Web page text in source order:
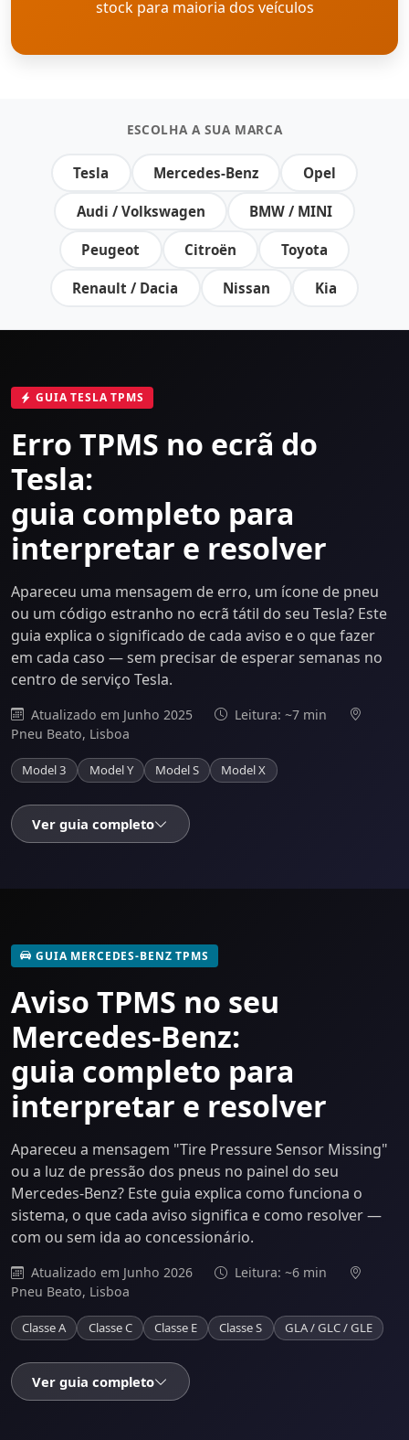
stock para maioria dos veículos
ESCOLHA A SUA MARCA
Tesla Mercedes-Benz Opel
Audi / Volkswagen BMW / MINI
Peugeot Citroën Toyota
Renault / Dacia Nissan Kia
GUIA TESLA TPMS
Erro TPMS no ecrã do
Tesla:
guia completo para
interpretar e resolver
Apareceu uma mensagem de erro, um ícone de pneu
ou um código estranho no ecrã tátil do seu Tesla? Este
guia explica o significado de cada aviso e o que fazer
em cada caso — sem precisar de esperar semanas no
centro de serviço Tesla.
Atualizado em Junho 2025
Leitura: ~7 min
Pneu Beato, Lisboa
Model 3 Model Y Model S Model X
Ver guia completo
GUIA MERCEDES-BENZ TPMS
Aviso TPMS no seu
Mercedes-Benz:
guia completo para
interpretar e resolver
Apareceu a mensagem "Tire Pressure Sensor Missing"
ou a luz de pressão dos pneus no painel do seu
Mercedes-Benz? Este guia explica como funciona o
sistema, o que cada aviso significa e como resolver —
com ou sem ida ao concessionário.
Atualizado em Junho 2026
Leitura: ~6 min
Pneu Beato, Lisboa
Classe A Classe C Classe E Classe S GLA / GLC / GLE
Ver guia completo